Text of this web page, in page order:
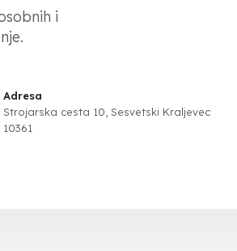
i
Adresa
Strojarska cesta 10, Sesvetski Kraljevec
10361